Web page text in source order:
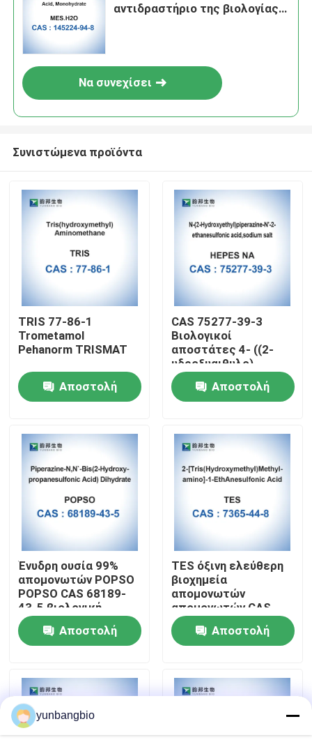
Σπίτι
Προϊόντα
Περίπου εμείς
Γύρος εργοστασίων
Ποιοτικός έλεγχος
Μας ελάτε σε επαφή με
Ειδήσεις
βιολογικοί απομονωτές
αντιδραστήριο της βιολογίας
Να συνεχίσει
Συνιστώμενα προϊόντα
TRIS 77-86-1
Trometamol
Pehanorm TRISMAT
Αποστολή
CAS 75277-39-3
Βιολογικοί
αποστάτες 4- ((2-
υδροξυαιθυλο)
πιπεραζίνη-1-
αιθανουλφονικό οξύ
Αποστολή
Ένυδρη ουσία 99%
απομονωτών POPSO
POPSO CAS 68189-
43-5 βιολογική
Αποστολή
TES όξινη ελεύθερη
βιοχημεία
απομονωτών
απομονωτών CAS
7365-44-8 βιολογική
Αποστολή
yunbangbio